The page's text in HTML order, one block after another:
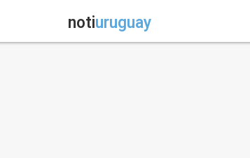
notiuruguay